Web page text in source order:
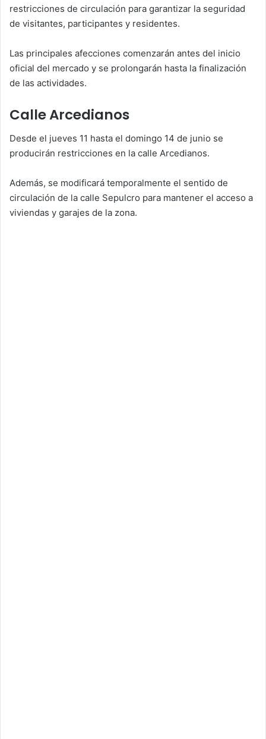
restricciones de circulación para garantizar la seguridad
de visitantes, participantes y residentes.
Las principales afecciones comenzarán antes del inicio
oficial del mercado y se prolongarán hasta la finalización
de las actividades.
Calle Arcedianos
Desde el jueves 11 hasta el domingo 14 de junio se
producirán restricciones en la calle Arcedianos.
Además, se modificará temporalmente el sentido de
circulación de la calle Sepulcro para mantener el acceso a
viviendas y garajes de la zona.